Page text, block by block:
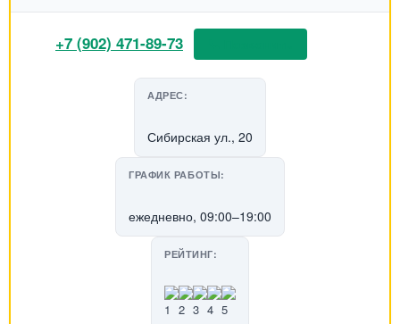
+7 (902) 471-89-73
АДРЕС:
Сибирская ул., 20
ГРАФИК РАБОТЫ:
ежедневно, 09:00–19:00
РЕЙТИНГ: